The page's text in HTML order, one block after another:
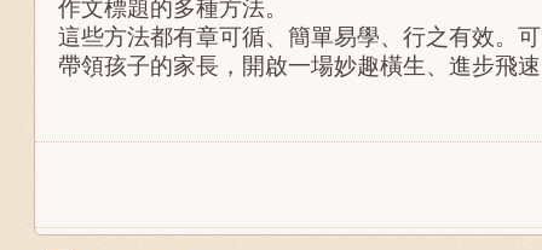
作文標題的多種方法。
這些方法都有章可循、簡單易學、行之有效。
帶領孩子的家長，開啟一場妙趣橫生、進步飛